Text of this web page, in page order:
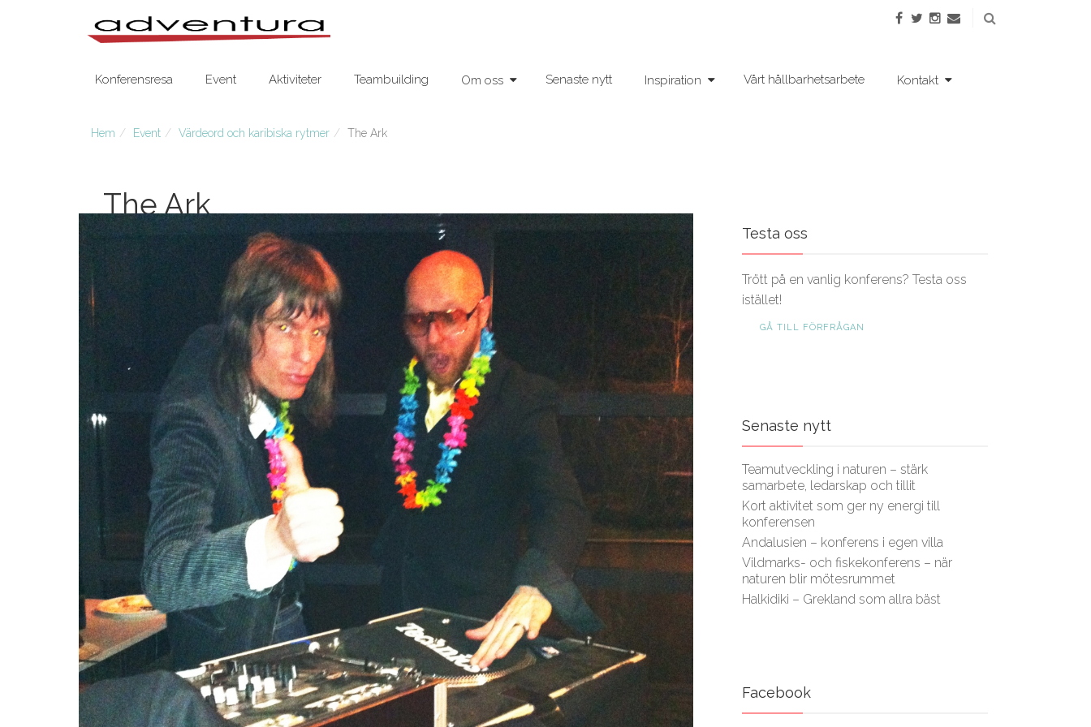
Konferensresa Event Aktiviteter Teambuilding Om oss Senaste nytt Inspiration Vårt hållbarhetsarbete Kontakt
Hem Event Värdeord och karibiska rytmer The Ark
The Ark
Testa oss
Trött på en vanlig konferens? Testa oss
istället!
GÅ TILL FÖRFRÅGAN
Senaste nytt
Teamutveckling i naturen – stärk
samarbete, ledarskap och tillit
Kort aktivitet som ger ny energi till
konferensen
Andalusien – konferens i egen villa
Vildmarks- och fiskekonferens – när
naturen blir mötesrummet
Halkidiki – Grekland som allra bäst
Facebook